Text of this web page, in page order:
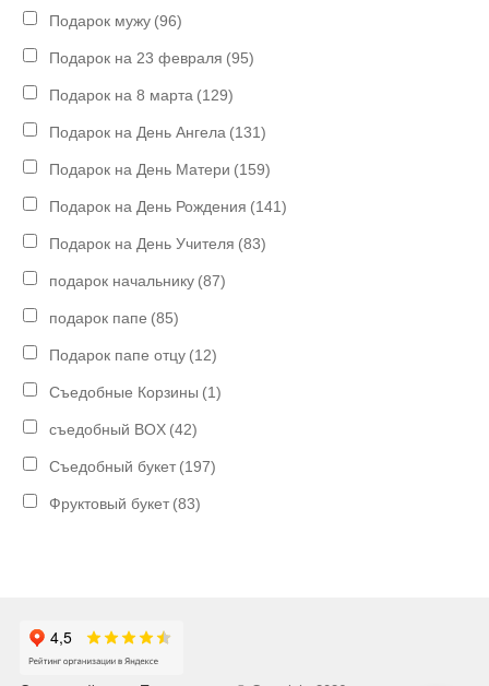
Подарок мужу (96)
Подарок на 23 февраля (95)
Подарок на 8 марта (129)
Подарок на День Ангела (131)
Подарок на День Матери (159)
Подарок на День Рождения (141)
Подарок на День Учителя (83)
подарок начальнику (87)
подарок папе (85)
Подарок папе отцу (12)
Съедобные Корзины (1)
съедобный BOX (42)
Съедобный букет (197)
Фруктовый букет (83)